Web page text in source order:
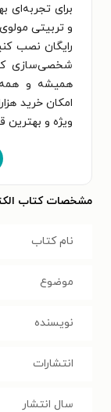
برای تجربه‌ای
و تربیتی
رایگان نصب
شخصی‌سازی
همیشه و
امکان خرید
ویژه و
مشخصات کتاب
نام کتاب
موضوع
نویسنده
انتشارات
سال انتشار